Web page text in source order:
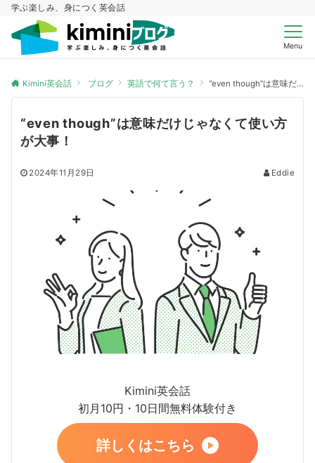
学ぶ楽しみ、身につく英会話
Menu
Kimini英会話 ブログ 英語で何て言う？ “even though”は意味だけじゃなくて使い方が大事！
“even though”は意味だけじゃなくて使い方
が大事！
2024年11月29日 Eddie
Kimini英会話
初月10円・10日間無料体験付き
詳しくはこちら